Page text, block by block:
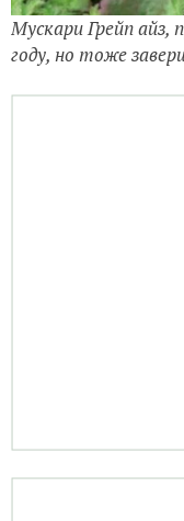
Мускари Грейп айз,
году, но тоже